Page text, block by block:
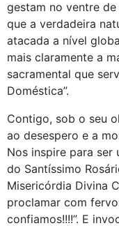
gestam no ventre de
que a verdadeira
atacada a nível
mais claramente a
sacramental que
Doméstica”.
Contigo, sob o seu
ao desespero e a
Nos inspire para ser
do Santíssimo
Misericórdia Divina
proclamar com
confiamos!!!!”. E